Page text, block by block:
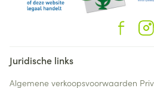
Juridische links
Algemene verkoopsvoorwaarden